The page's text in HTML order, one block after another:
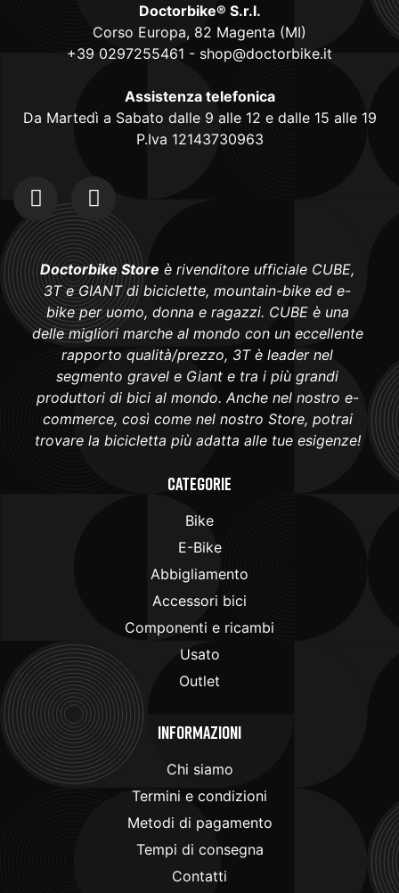
Doctorbike® S.r.l.
Corso Europa, 82 Magenta (MI)
+39 0297255461 - shop@doctorbike.it
Assistenza telefonica
Da Martedì a Sabato dalle 9 alle 12 e dalle 15 alle 19
P.Iva 12143730963
Doctorbike Store è rivenditore ufficiale CUBE,
3T e GIANT di biciclette, mountain-bike ed e-
bike per uomo, donna e ragazzi. CUBE è una
delle migliori marche al mondo con un eccellente
rapporto qualità/prezzo, 3T è leader nel
segmento gravel e Giant e tra i più grandi
produttori di bici al mondo. Anche nel nostro e-
commerce, così come nel nostro Store, potrai
trovare la bicicletta più adatta alle tue esigenze!
Categorie
Bike
E-Bike
Abbigliamento
Accessori bici
Componenti e ricambi
Usato
Outlet
Informazioni
Chi siamo
Termini e condizioni
Metodi di pagamento
Tempi di consegna
Contatti